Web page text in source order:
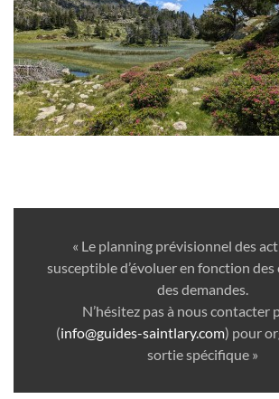
« Le planning prévisionnel des
susceptible d’évoluer en fonction
des demandes.
N’hésitez pas à nous contacter
(info@guides-saintlary.com) pour
sortie spécifique »